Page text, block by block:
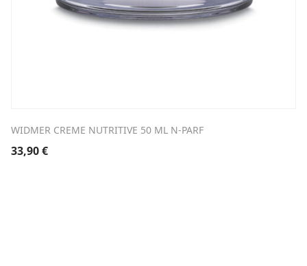
WIDMER CREME NUTRITIVE 50 ML N-PARF
33,90€